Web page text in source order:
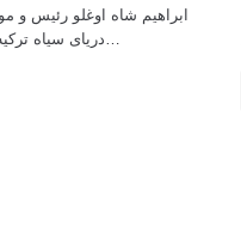
ابراهیم شاه اوغلو رئیس
دریای سیاه ترکیه( باکاد) در سفر به انکارا در جلسه…